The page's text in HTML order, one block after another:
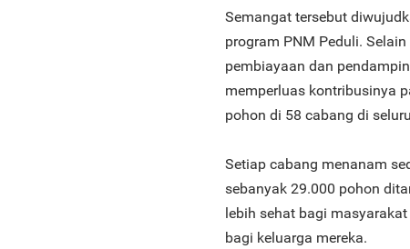
Semangat tersebut
program PNM Peduli.
pembiayaan dan
memperluas kontribusinya
pohon di 58 cabang di
Setiap cabang menanam
sebanyak 29.000 pohon
lebih sehat bagi
bagi keluarga mereka.